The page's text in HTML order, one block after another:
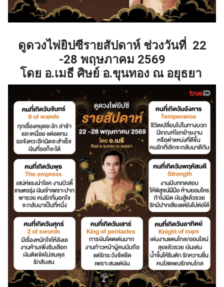
ดูดวงไพ่ยิปซีรายสัปดาห์ ช่วงวันที่ 22
-28 พฤษภาคม 2569
โดย อ.เมธี ศิษย์ อ.ขุนทอง ณ อยุธยา